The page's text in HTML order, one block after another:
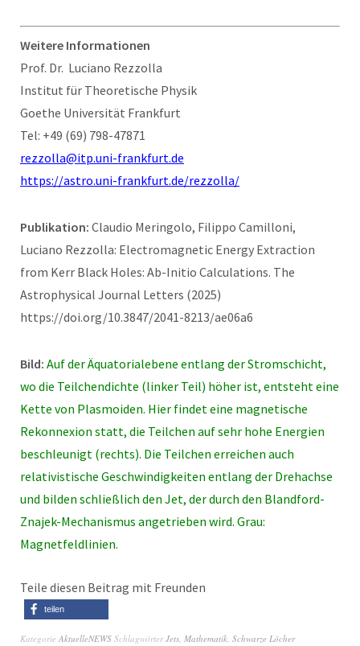
Weitere Informationen
Prof. Dr. Luciano Rezzolla
Institut für Theoretische Physik
Goethe Universität Frankfurt
Tel: +49 (69) 798-47871
rezzolla@itp.uni-frankfurt.de
https://astro.uni-frankfurt.de/rezzolla/
Publikation: Claudio Meringolo, Filippo Camilloni,
Luciano Rezzolla: Electromagnetic Energy Extraction
from Kerr Black Holes: Ab-Initio Calculations. The
Astrophysical Journal Letters (2025)
https://doi.org/10.3847/2041-8213/ae06a6
Bild: Auf der Äquatorialebene entlang der Stromschicht,
wo die Teilchendichte (linker Teil) höher ist, entsteht eine
Kette von Plasmoiden. Hier findet eine magnetische
Rekonnexion statt, die Teilchen auf sehr hohe Energien
beschleunigt (rechts). Die Teilchen erreichen auch
relativistische Geschwindigkeiten entlang der Drehachse
und bilden schließlich den Jet, der durch den Blandford-
Znajek-Mechanismus angetrieben wird. Grau:
Magnetfeldlinien.
Teile diesen Beitrag mit Freunden
teilen
Kategorie AktuelleNEWS SchlagwörterJets, Mathematik, Schwarze Löcher